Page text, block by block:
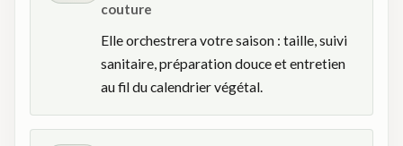
couture
Elle orchestrera votre saison : taille, suivi
sanitaire, préparation douce et entretien
au fil du calendrier végétal.